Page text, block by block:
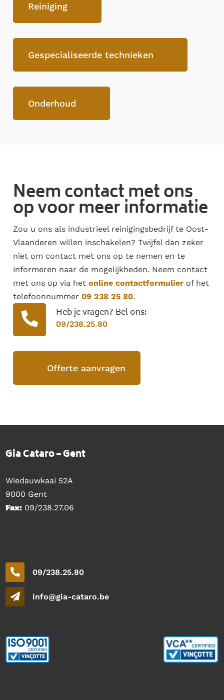
Reiniging
Gespecialiseerde technieken
Onderhoud
Neem contact met ons
op voor meer informatie
Zou u ons als industrieel reinigingsbedrijf te Oost-
Vlaanderen willen inschakelen? Twijfel dan zeker
niet om contact met ons op te nemen en te
informeren naar de mogelijkheden. Neem contact
met ons op via hetonline contactformulier of het
telefoonnummer09 238 25 80.
Heb je vragen? Bel ons:
09/238.25.80
Offerte aanvragen
Gia Cataro – Gent
Wiedauwkaai 52A
9000 Gent
Fax: 09/238.27.06
09/238.25.80
info@gia-cataro.be